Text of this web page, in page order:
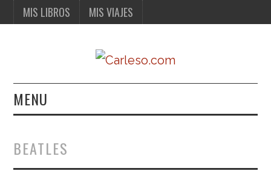
MIS LIBROS MIS VIAJES
MENU
MIS VIAJES
BEATLES